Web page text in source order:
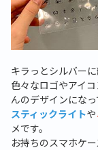
キラっとシルバーに
色々なロゴやアイ
んのデザインになっ
スティックライトや
メです。
お持ちのスマホケ